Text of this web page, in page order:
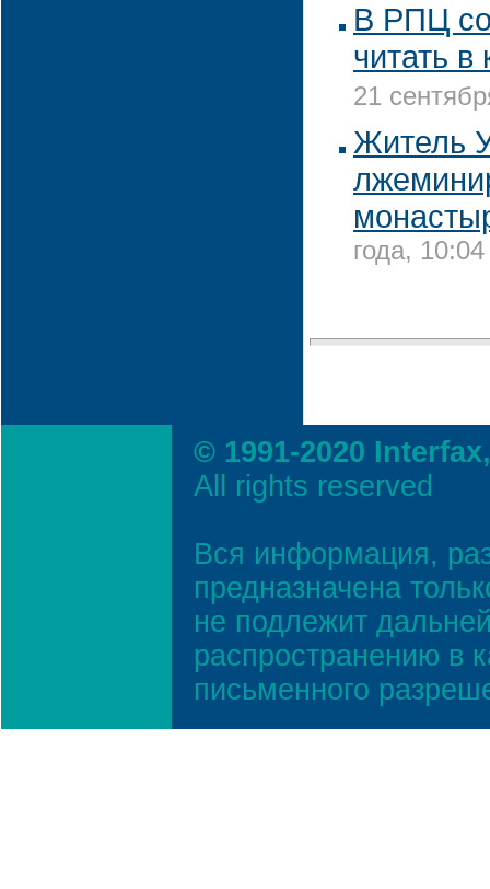
В РПЦ
читать в
21
Житель
года, 10:04
© 1991-2020
All rights reserved
Вся информация,
предназначена
не подлежит
распространению в
письменного